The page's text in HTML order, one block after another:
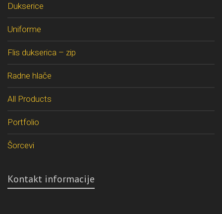
Dukserice
Uniforme
Flis dukserica – zip
Radne hlače
All Products
Portfolio
Šorcevi
Kontakt informacije